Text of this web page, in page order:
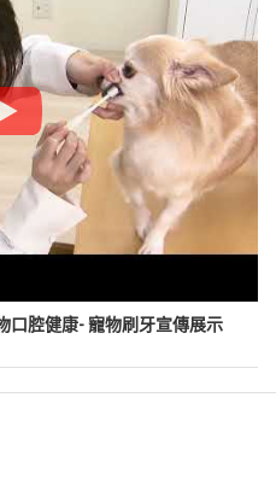
口腔健康- 寵物刷牙宣傳展示